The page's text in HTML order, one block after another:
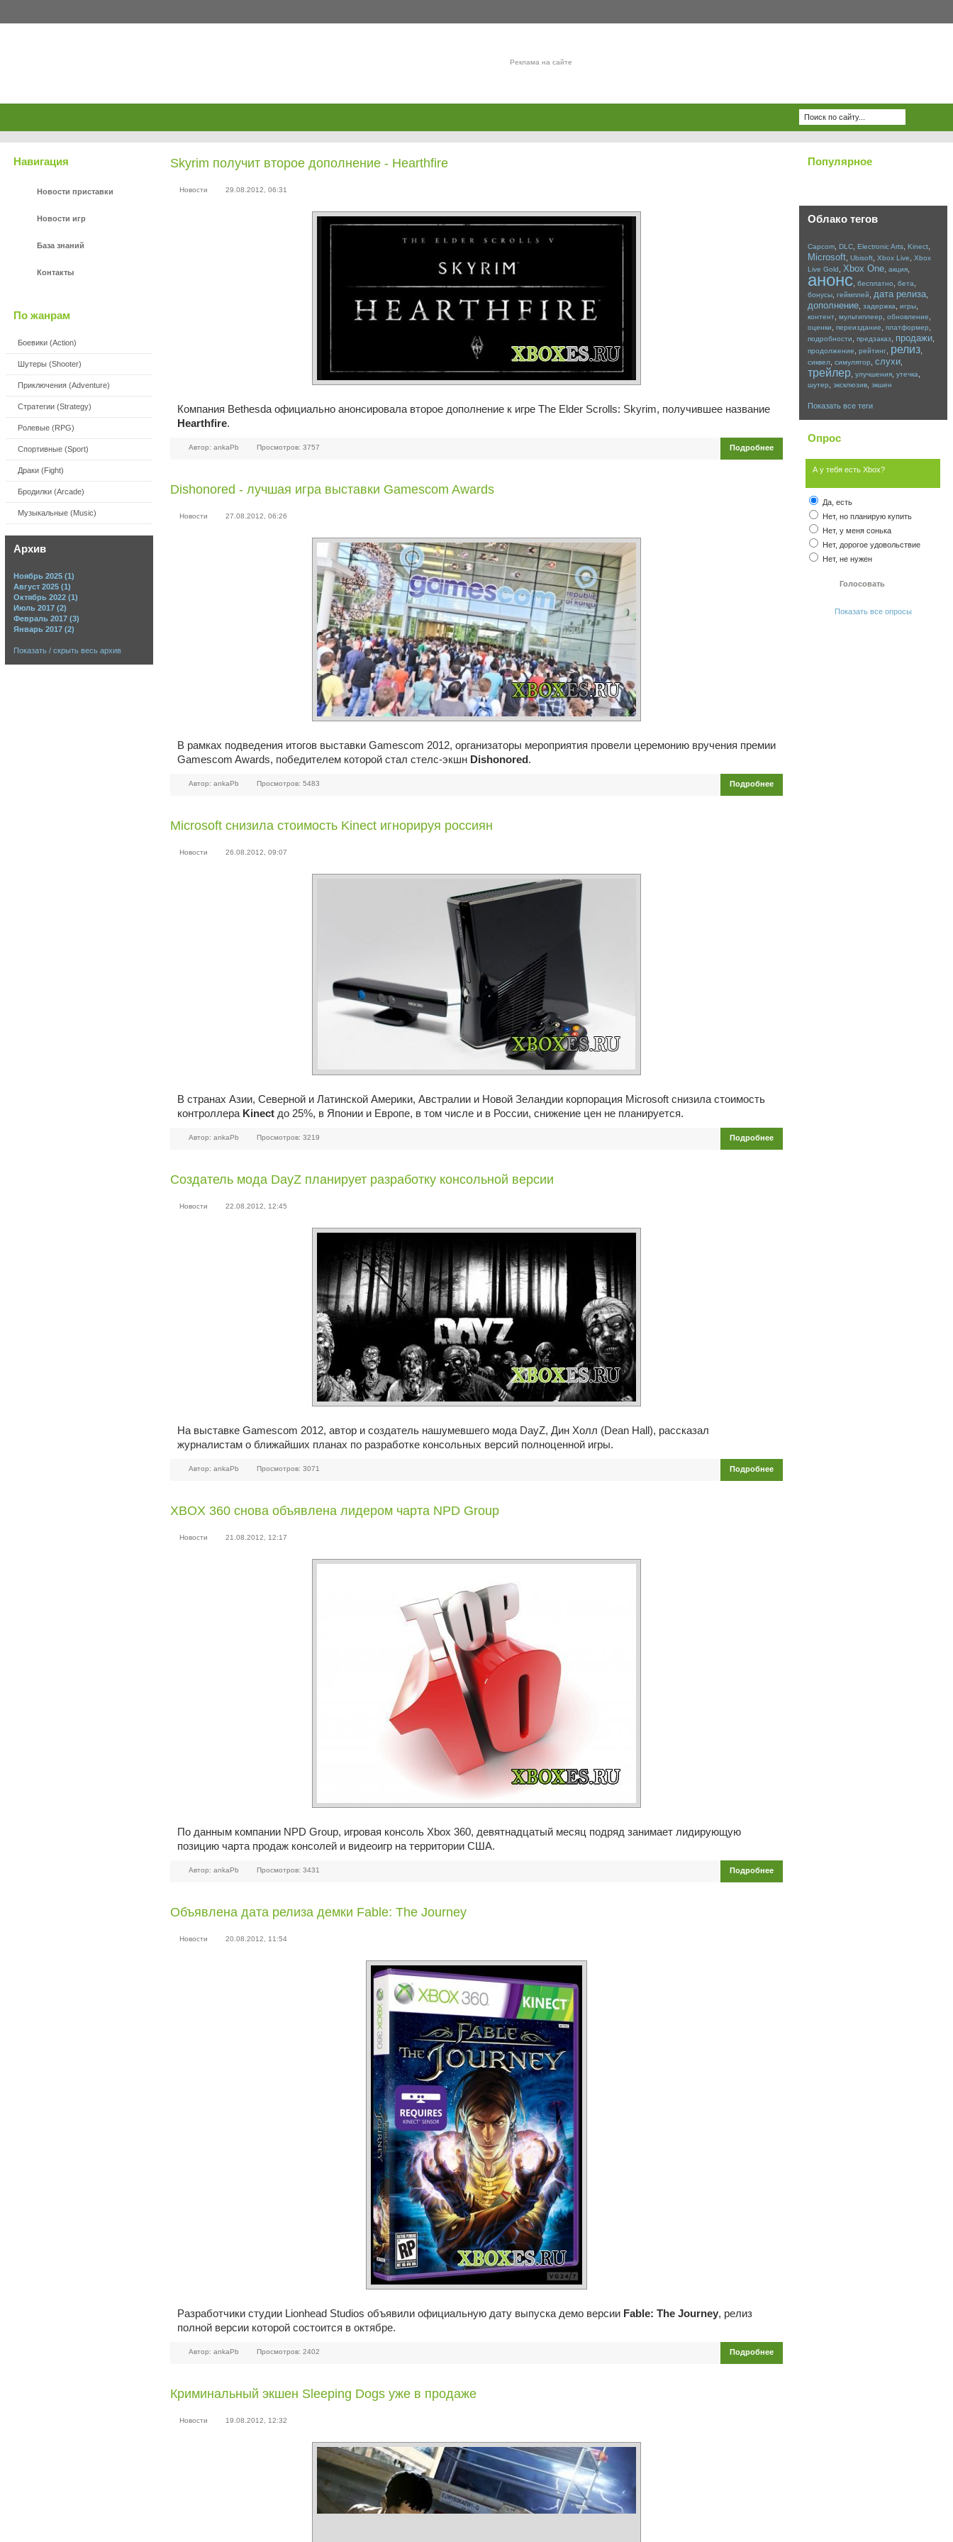
Реклама на сайте
Skyrim получит второе дополнение - Hearthfire
Новости 29.08.2012, 06:31
Компания Bethesda официально анонсировала второе дополнение к игре The Elder Scrolls: Skyrim, получившее название
Hearthfire.
Подробнее
Автор: ankaPb Просмотров: 3757
Dishonored - лучшая игра выставки Gamescom Awards
Новости 27.08.2012, 06:26
В рамках подведения итогов выставки Gamescom 2012, организаторы мероприятия провели церемонию вручения премии
Gamescom Awards, победителем которой стал стелс-экшн Dishonored .
Подробнее
Автор: ankaPb Просмотров: 5483
Microsoft снизила стоимость Kinect игнорируя россиян
Новости 26.08.2012, 09:07
В странах Азии, Северной и Латинской Америки, Австралии и Новой Зеландии корпорация Microsoft снизила стоимость
контроллера Kinect до 25%, в Японии и Европе, в том числе и в России, снижение цен не планируется.
Подробнее
Автор: ankaPb Просмотров: 3219
Создатель мода DayZ планирует разработку консольной версии
Новости 22.08.2012, 12:45
На выставке Gamescom 2012, автор и создатель нашумевшего мода DayZ, Дин Холл (Dean Hall), рассказал
журналистам о ближайших планах по разработке консольных версий полноценной игры.
Подробнее
Автор: ankaPb Просмотров: 3071
XBOX 360 снова объявлена лидером чарта NPD Group
Новости 21.08.2012, 12:17
По данным компании NPD Group, игровая консоль Xbox 360, девятнадцатый месяц подряд занимает лидирующую
позицию чарта продаж консолей и видеоигр на территории США.
Подробнее
Автор: ankaPb Просмотров: 3431
Объявлена дата релиза демки Fable: The Journey
Новости 20.08.2012, 11:54
Разработчики студии Lionhead Studios объявили официальную дату выпуска демо версии Fable: The Journey, релиз
полной версии которой состоится в октябре.
Подробнее
Автор: ankaPb Просмотров: 2402
Криминальный экшен Sleeping Dogs уже в продаже
Новости 19.08.2012, 12:32
Популярное
Облако тегов
Capcom DLC Electronic Arts Kinect
Microsoft Ubisoft Xbox Live
Xbox
Live Gold
Xbox One акция
анонс бесплатно бета
бонусы геймплей дата релиза
дополнение задержка игры
контент мультиплеер обновление
оценки переиздание платформер
подробности предзаказ продажи
продолжение рейтинг релиз
сиквел симулятор слухи
трейлер улучшения утечка
шутер эксклюзив экшен
Показать все теги
Опрос
А у тебя есть Xbox?
Да, есть
Нет, но планирую купить
Нет, у меня сонька
Нет, дорогое удовольствие
Нет, не нужен
Показать все опросы
Навигация
Новости приставки
Новости игр
База знаний
Контакты
По жанрам
Боевики (Action)
Шутеры (Shooter)
Приключения (Adventure)
Стратегии (Strategy)
Ролевые (RPG)
Спортивные (Sport)
Драки (Fight)
Бродилки (Arcade)
Музыкальные (Music)
Архив
Ноябрь 2025 (1)
Август 2025 (1)
Октябрь 2022 (1)
Июль 2017 (2)
Февраль 2017 (3)
Январь 2017 (2)
Показать / скрыть весь архив